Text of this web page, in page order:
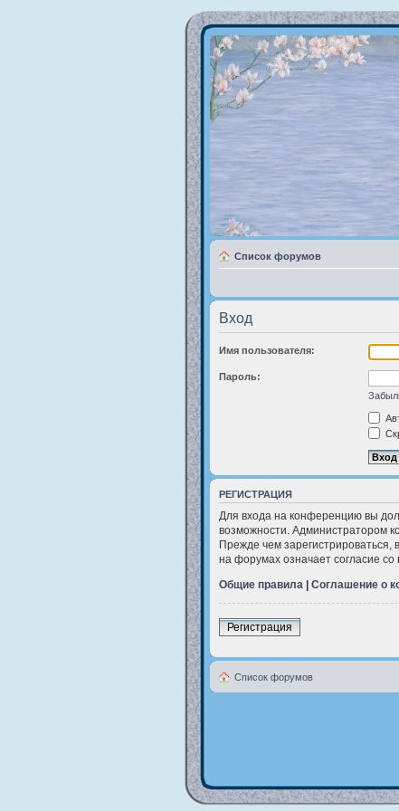
Список форумов
Вход
Имя пользователя:
Пароль:
РЕГИСТРАЦИЯ
Для входа на конференцию вы
возможности. Администратором
Прежде чем
на форумах означает согласие со
Общие правила | Соглашение о
Регистрация
Список форумов